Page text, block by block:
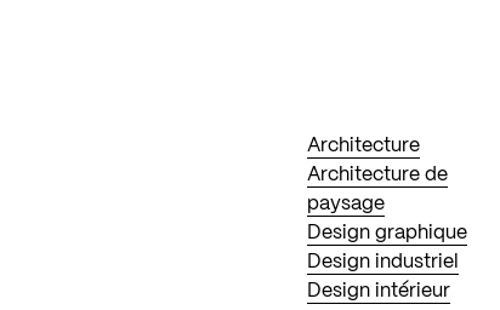
Architecture
Architecture de
paysage
Design graphique
Design industriel
Design intérieur